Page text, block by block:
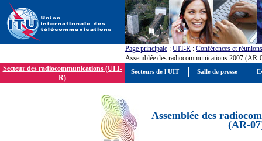
Page principale : UIT-R : Conférences et réunions
Assemblée des radiocommunications 2007 (AR-
Secteur des radiocommunications (UIT-
R)
Assemblée des
(AR-
Secteurs de l'UIT Salle de presse